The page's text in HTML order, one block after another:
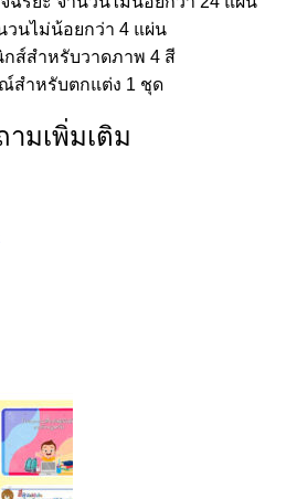
วนไม่น้อยกว่า 4 แผ่น
ส์สำหรับวาดภาพ 4 สี
สำหรับตกแต่ง 1 ชุด
ามเพิ่มเติม